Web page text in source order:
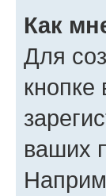
Как
Для
ваших